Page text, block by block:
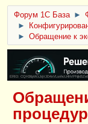
Форум 1C База ►
►
►
Обращение к
ERID: